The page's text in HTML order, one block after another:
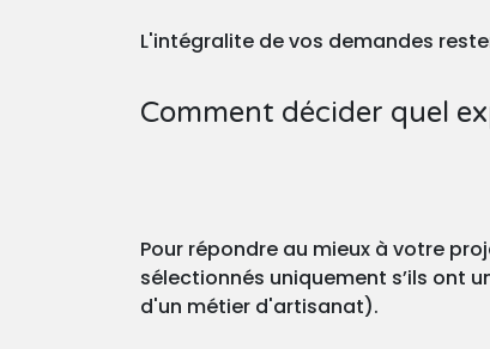
L'intégralite de vos demandes
Comment décider quel
Pour répondre au mieux à votre
sélectionnés uniquement s’ils ont
d'un métier d'artisanat).